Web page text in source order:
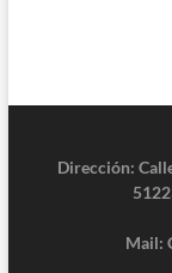
Dirección:
Mail: